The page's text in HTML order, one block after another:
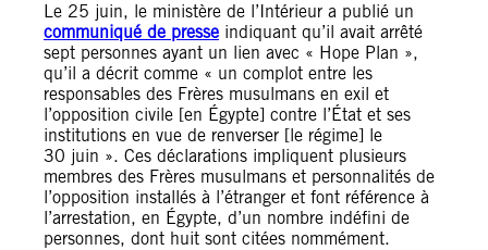
Le 25 juin, le ministère de l’Intérieur a publié un
communiqué de presse indiquant qu’il avait arrêté
sept personnes ayant un lien avec « Hope Plan »,
qu’il a décrit comme « un complot entre les
responsables des Frères musulmans en exil et
l’opposition civile [en Égypte] contre l’État et ses
institutions en vue de renverser [le régime] le
30 juin ». Ces déclarations impliquent plusieurs
membres des Frères musulmans et personnalités de
l’opposition installés à l’étranger et font référence à
l’arrestation, en Égypte, d’un nombre indéfini de
personnes, dont huit sont citées nommément.